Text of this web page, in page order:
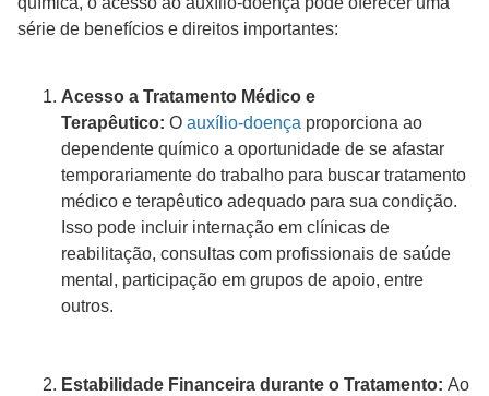
série de benefícios e direitos importantes:
Acesso a Tratamento Médico e
Terapêutico: O auxílio-doença proporciona ao
dependente químico a oportunidade de se afastar
temporariamente do trabalho para buscar tratamento
médico e terapêutico adequado para sua condição.
Isso pode incluir internação em clínicas de
reabilitação, consultas com profissionais de saúde
mental, participação em grupos de apoio, entre
outros.
Estabilidade Financeira durante o Tratamento: Ao